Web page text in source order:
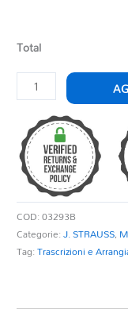
Total
VOCI
DI
PRIMAVERA
quantità
COD:03293B
Categorie:J. STRAUSS,
Tag:Trascrizioni e